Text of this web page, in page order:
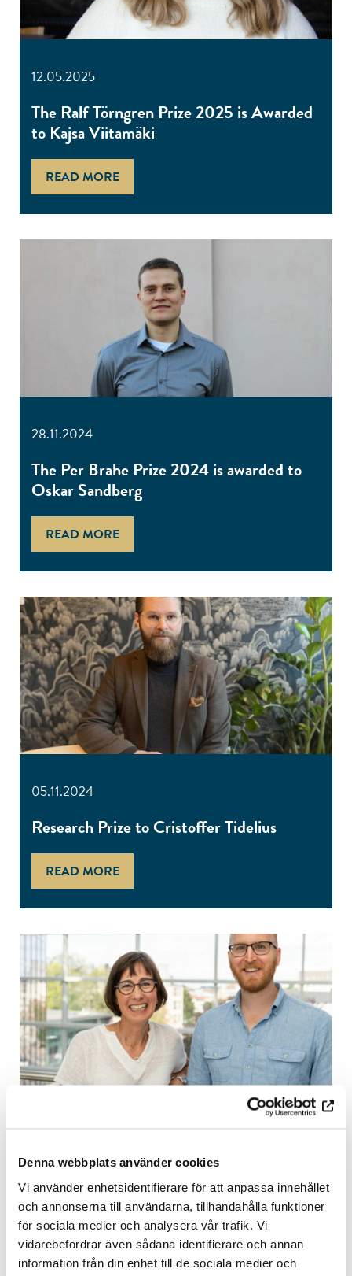
Denna webbplats använder cookies
Vi använder enhetsidentifierare för att anpassa innehållet
och annonserna till användarna, tillhandahålla funktioner
för sociala medier och analysera vår trafik. Vi
vidarebefordrar även sådana identifierare och annan
information från din enhet till de sociala medier och
12.05.2025
The Ralf Törngren Prize 2025 is Awarded
to Kajsa Viitamäki
READ MORE
28.11.2024
The Per Brahe Prize 2024 is awarded to
Oskar Sandberg
READ MORE
05.11.2024
Research Prize to Cristoffer Tidelius
READ MORE
Elias Tillandz prize 2024 awarded to
scientific publication on breast cancer
READ MORE